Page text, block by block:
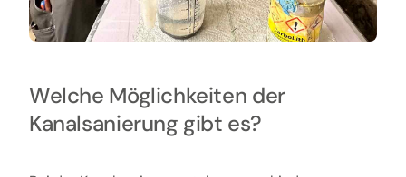
Welche Möglichkeiten der
Kanalsanierung gibt es?